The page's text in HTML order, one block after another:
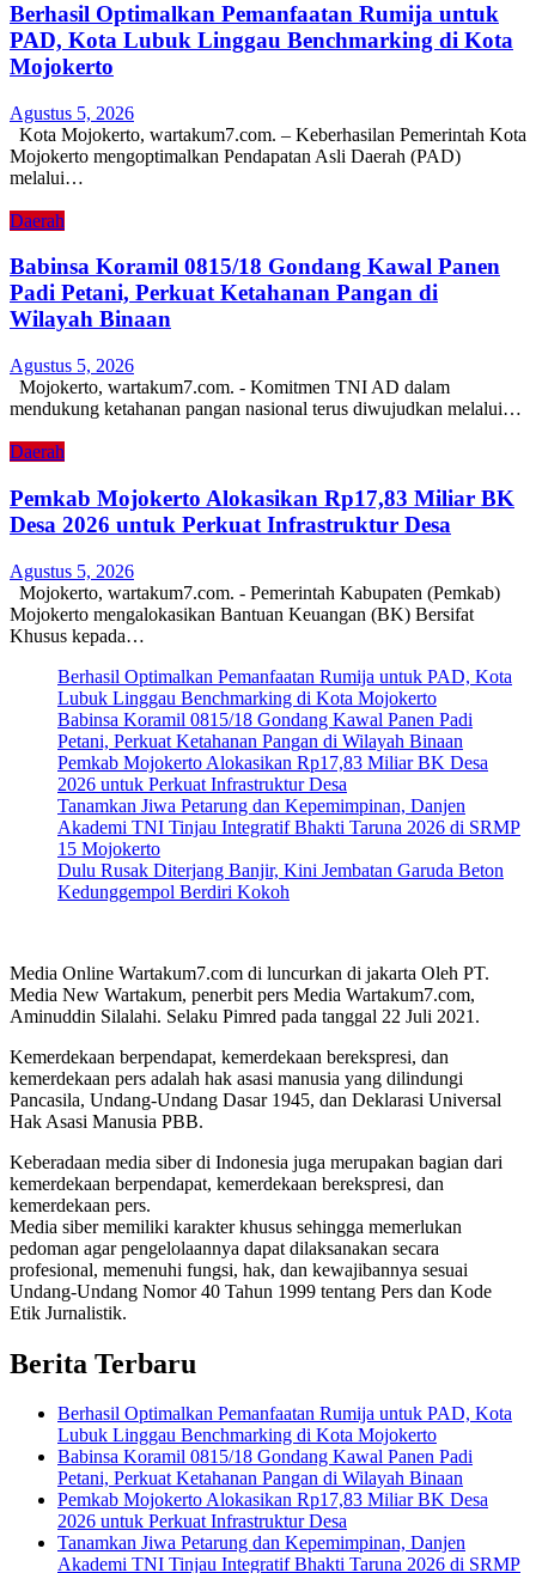
Berhasil Optimalkan Pemanfaatan Rumija untuk
PAD, Kota Lubuk Linggau Benchmarking di Kota
Mojokerto
Agustus 5, 2026
Kota Mojokerto, wartakum7.com. – Keberhasilan Pemerintah Kota
Mojokerto mengoptimalkan Pendapatan Asli Daerah (PAD)
melalui…
Daerah
Babinsa Koramil 0815/18 Gondang Kawal Panen
Padi Petani, Perkuat Ketahanan Pangan di
Wilayah Binaan
Agustus 5, 2026
Mojokerto, wartakum7.com. - Komitmen TNI AD dalam
mendukung ketahanan pangan nasional terus diwujudkan melalui…
Daerah
Pemkab Mojokerto Alokasikan Rp17,83 Miliar BK
Desa 2026 untuk Perkuat Infrastruktur Desa
Agustus 5, 2026
Mojokerto, wartakum7.com. - Pemerintah Kabupaten (Pemkab)
Mojokerto mengalokasikan Bantuan Keuangan (BK) Bersifat
Khusus kepada…
Berhasil Optimalkan Pemanfaatan Rumija untuk PAD, Kota
Lubuk Linggau Benchmarking di Kota Mojokerto
Babinsa Koramil 0815/18 Gondang Kawal Panen Padi
Petani, Perkuat Ketahanan Pangan di Wilayah Binaan
Pemkab Mojokerto Alokasikan Rp17,83 Miliar BK Desa
2026 untuk Perkuat Infrastruktur Desa
Tanamkan Jiwa Petarung dan Kepemimpinan, Danjen
Akademi TNI Tinjau Integratif Bhakti Taruna 2026 di SRMP
15 Mojokerto
Dulu Rusak Diterjang Banjir, Kini Jembatan Garuda Beton
Kedunggempol Berdiri Kokoh
Media Online Wartakum7.com di luncurkan di jakarta Oleh PT.
Media New Wartakum, penerbit pers Media Wartakum7.com,
Aminuddin Silalahi. Selaku Pimred pada tanggal 22 Juli 2021.
Kemerdekaan berpendapat, kemerdekaan berekspresi, dan
kemerdekaan pers adalah hak asasi manusia yang dilindungi
Pancasila, Undang-Undang Dasar 1945, dan Deklarasi Universal
Hak Asasi Manusia PBB.
Keberadaan media siber di Indonesia juga merupakan bagian dari
kemerdekaan berpendapat, kemerdekaan berekspresi, dan
kemerdekaan pers.
Media siber memiliki karakter khusus sehingga memerlukan
pedoman agar pengelolaannya dapat dilaksanakan secara
profesional, memenuhi fungsi, hak, dan kewajibannya sesuai
Undang-Undang Nomor 40 Tahun 1999 tentang Pers dan Kode
Etik Jurnalistik.
Berita Terbaru
Berhasil Optimalkan Pemanfaatan Rumija untuk PAD, Kota
Lubuk Linggau Benchmarking di Kota Mojokerto
Babinsa Koramil 0815/18 Gondang Kawal Panen Padi
Petani, Perkuat Ketahanan Pangan di Wilayah Binaan
Pemkab Mojokerto Alokasikan Rp17,83 Miliar BK Desa
2026 untuk Perkuat Infrastruktur Desa
Tanamkan Jiwa Petarung dan Kepemimpinan, Danjen
Akademi TNI Tinjau Integratif Bhakti Taruna 2026 di SRMP